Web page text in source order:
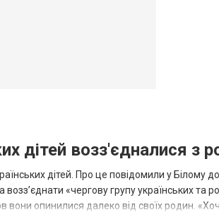
дітей возз'єдналися з
дітей. Про це повідомили у Білому
«чергову групу українських та
вони опинилися далеко від своїх родин.